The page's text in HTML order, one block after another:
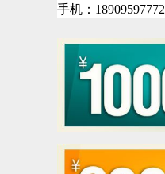
手机：18909597772